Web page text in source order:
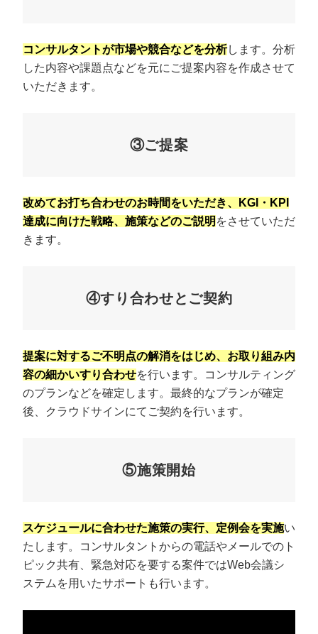
コンサルタントが市場や競合などを分析します。分析
した内容や課題点などを元にご提案内容を作成させて
いただきます。
③ご提案
改めてお打ち合わせのお時間をいただき、KGI・KPI
達成に向けた戦略、施策などのご説明 をさせていただ
きます。
④すり合わせとご契約
提案に対するご不明点の解消をはじめ、お取り組み内
容の細かいすり合わせを行います。コンサルティング
のプランなどを確定します。最終的なプランが確定
後、クラウドサインにてご契約を行います。
⑤施策開始
スケジュールに合わせた施策の実行、定例会を実施い
たします。コンサルタントからの電話やメールでのト
ピック共有、緊急対応を要する案件ではWeb会議シ
ステムを用いたサポートも行います。